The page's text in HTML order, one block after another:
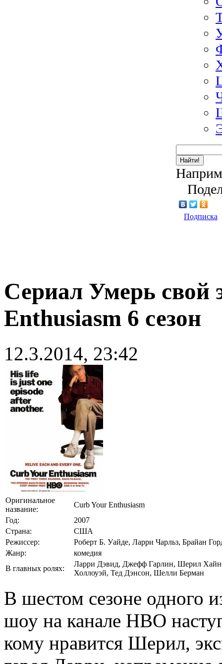
Найти!
Подписка
Сериал Умерь свой
Enthusiasm 6 сезон
12.3.2014, 23:42
Оригинальное
название:
Curb Your Enthusiasm
Год:
2007
Страна:
США
Режиссер:
Роберт Б. Уайде, Ларри Чарльз, Брайан
Жанр:
комедия
В главных ролях:
Ларри Дэвид, Джефф Гарлин, Шерил
Холлоуэй, Тед Дэнсон, Шелли Берман
В шестом сезоне одного
шоу на канале HBO
кому нравится Шерил,